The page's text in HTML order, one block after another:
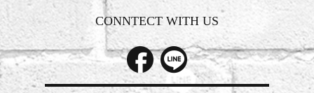
CONNTECT WITH US